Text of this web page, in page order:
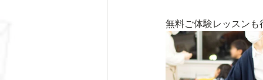
無料ご体験レッスンも